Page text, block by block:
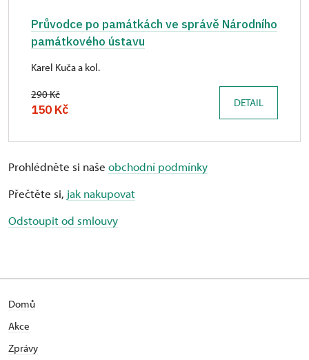
Průvodce po památkách ve správě Národního
památkového ústavu
Karel Kuča a kol.
290 Kč
150 Kč DETAIL
Prohlédněte si naše obchodní podmínky
Přečtěte si, jak nakupovat
Odstoupit od smlouvy
Domů
Akce
Zprávy